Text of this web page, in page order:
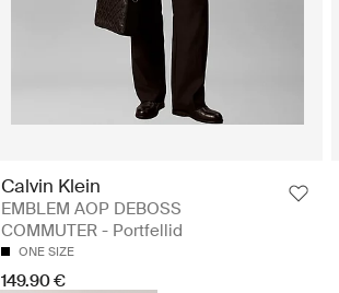
Calvin Klein
EMBLEM AOP DEBOSS
COMMUTER - Portfellid
ONE SIZE
149.90 €